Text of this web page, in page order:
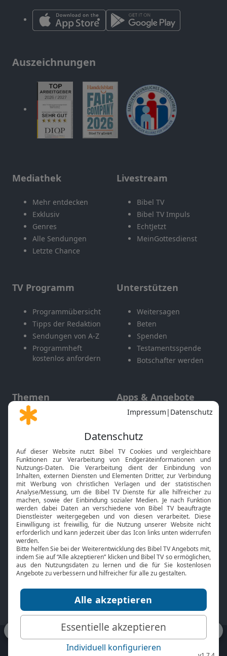
Auszeichnungen
Mediathek
Mehr entdecken
Exklusiv
Genres
Alle Sendungen
Letzte Chance
Livestream
Bibel TV
Bibel TV Impuls
EchtJetzt
MeinGottesdienst
TV Programm
Programmübersicht
Tipps der Redaktion
Sendungen von A-Z
Programmheft
kostenlos anfordern
Unterstützen
Weitersagen
Beten
Spenden
Testamentsspende
Botschafter werden
Themen
Gott und Bibel erklärt
Neuigkeiten
Apps & Angebote
Mobile App
Smart TV
HbbTV
Bibelthek Online-Bibel
Nächster Gottesdienst
Bibel TV
Über uns
Jobs
Mediadaten
Service
Kontakt
TV-Empfang
bibeltv.de: Impressum
Datenschutz
Nutzungsbedingungen
Fakten Bibel TV App